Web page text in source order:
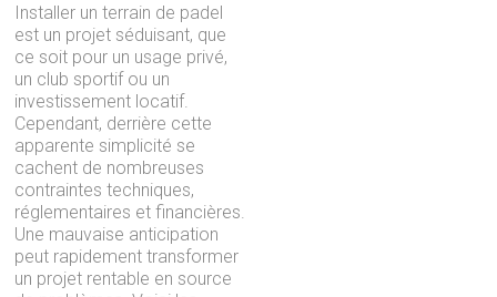
Installer un terrain de padel
est un projet séduisant, que
ce soit pour un usage privé,
un club sportif ou un
investissement locatif.
Cependant, derrière cette
apparente simplicité se
cachent de nombreuses
contraintes techniques,
réglementaires et financières.
Une mauvaise anticipation
peut rapidement transformer
un projet rentable en source